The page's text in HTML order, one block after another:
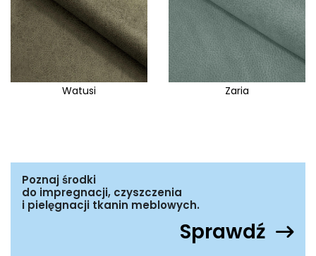
Watusi Zaria
Poznaj środki
do impregnacji, czyszczenia
i pielęgnacji tkanin meblowych.
Sprawdź